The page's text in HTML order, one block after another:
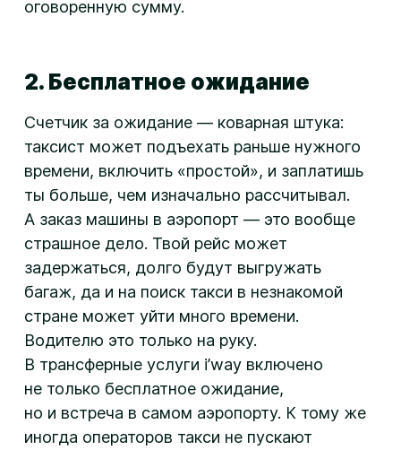
оговоренную сумму.
2. Бесплатное ожидание
Счетчик за ожидание — коварная штука:
таксист может подъехать раньше нужного
времени, включить «простой», и заплатишь
ты больше, чем изначально рассчитывал.
А заказ машины в аэропорт — это вообще
страшное дело. Твой рейс может
задержаться, долго будут выгружать
багаж, да и на поиск такси в незнакомой
стране может уйти много времени.
Водителю это только на руку.
В трансферные услуги i’way включено
не только бесплатное ожидание,
но и встреча в самом аэропорту. К тому же
иногда операторов такси не пускают